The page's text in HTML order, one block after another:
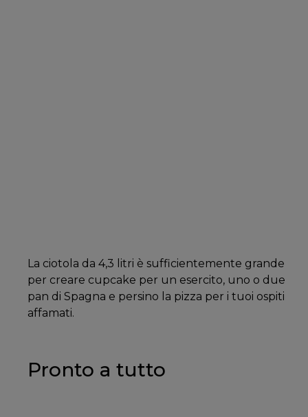
La ciotola da 4,3 litri è sufficientemente grande
per creare cupcake per un esercito, uno o due
pan di Spagna e persino la pizza per i tuoi ospiti
affamati.
Pronto a tutto